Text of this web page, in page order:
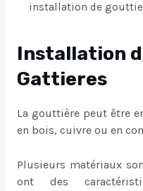
installation de
Installation
Gattieres
La gouttière peut être
en bois, cuivre ou en
Plusieurs matériaux
ont des